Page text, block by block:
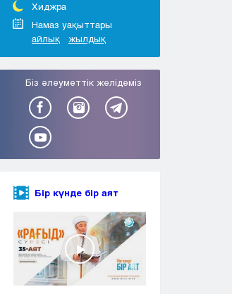
Туркестан
Уральск
Усть-Каменогорск
Шымкент
Хиджра
Намаз уақыттары
айлық
жылдық
Біз әлеуметтік желідеміз
Бір күнде бір аят